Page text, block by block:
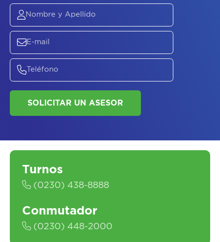
ASESORATE SOBRE
SALUD
Turnos
(0230) 438-8888
Conmutador
(0230) 448-2000